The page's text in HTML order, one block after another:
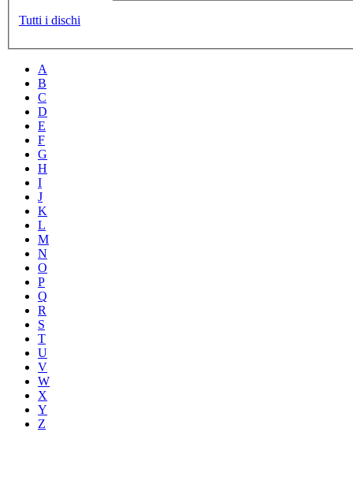
Tutti i dischi
A
B
C
D
E
F
G
H
I
J
K
L
M
N
O
P
Q
R
S
T
U
V
W
X
Y
Z